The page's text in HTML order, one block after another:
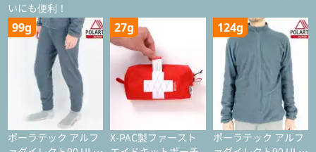
いにも便利！
99g
ポーラテック アルフ
27g
X-PAC製ファースト
124g
ポーラテック アルフ